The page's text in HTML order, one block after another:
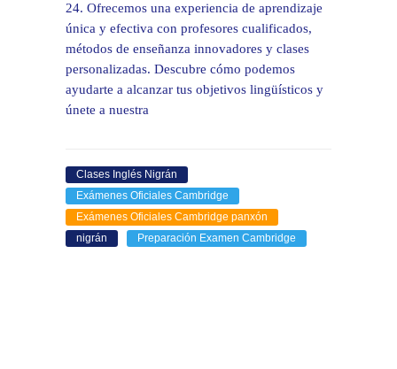
24. Ofrecemos una experiencia de aprendizaje
única y efectiva con profesores cualificados,
métodos de enseñanza innovadores y clases
personalizadas. Descubre cómo podemos
ayudarte a alcanzar tus objetivos lingüísticos y
únete a nuestra
Clases Inglés Nigrán
Exámenes Oficiales Cambridge
Exámenes Oficiales Cambridge panxón
nigrán
Preparación Examen Cambridge